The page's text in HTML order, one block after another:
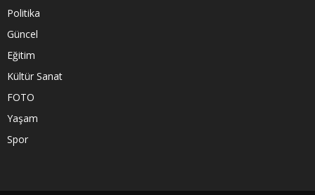
Politika
Güncel
Eğitim
Kültür Sanat
FOTO
Yaşam
Spor